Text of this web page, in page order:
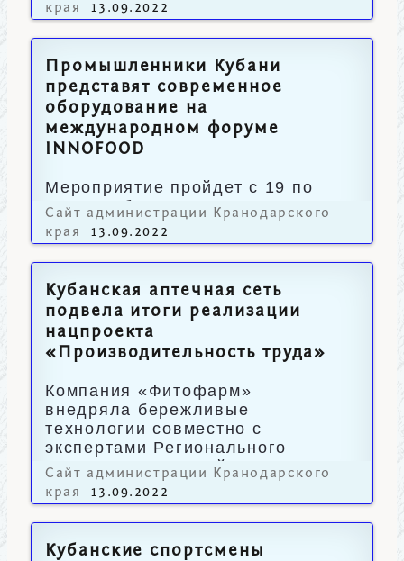
края
13.09.2022
Промышленники Кубани
представят современное
оборудование на
международном форуме
INNOFOOD
Мероприятие пройдет с 19 по
20 сентября в Сочи.
Сайт администрации Кранодарского
края
13.09.2022
Кубанская аптечная сеть
подвела итоги реализации
нацпроекта
«Производительность труда»
Компания «Фитофарм»
внедряла бережливые
технологии совместно с
экспертами Регионального
центра компетенций.
Сайт администрации Кранодарского
края
13.09.2022
Кубанские спортсмены